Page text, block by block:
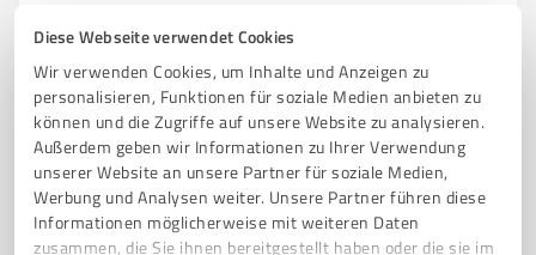
Diese Webseite verwendet Cookies
Wir verwenden Cookies, um Inhalte und Anzeigen zu
personalisieren, Funktionen für soziale Medien anbieten zu
können und die Zugriffe auf unsere Website zu analysieren.
Außerdem geben wir Informationen zu Ihrer Verwendung
unserer Website an unsere Partner für soziale Medien,
Werbung und Analysen weiter. Unsere Partner führen diese
Informationen möglicherweise mit weiteren Daten
zusammen, die Sie ihnen bereitgestellt haben oder die sie im
München erleben
KOCHSCHULE KOCHKURSE TEAMKOCHEN STERNEKOCH
MÜNCHEN KREATIVE KÜCHE TEAMBUILDING GENUSS
SAISONALE REZEPTE KOCHKUNST KOCHTECHNIKEN
KULINARISCHES ERLEBNIS
Hanauer Str. 56, 80992 München